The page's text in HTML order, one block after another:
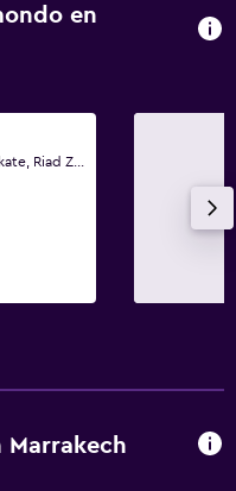
en
Marrakech